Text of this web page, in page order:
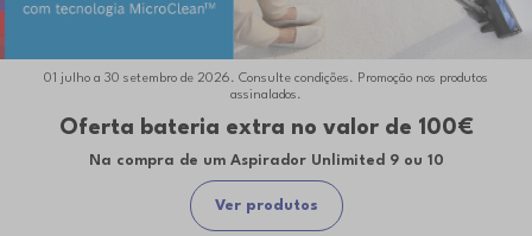
01 a 31 de agosto de 2026. Promoção nos produtos assinalados.
01 julho a 30 setembro de 2026. Consulte condições. Promoção nos produtos
assinalados.
Oferta bateria extra no valor de 100€
Na compra de um Aspirador Unlimited 9 ou 10
Ver produtos